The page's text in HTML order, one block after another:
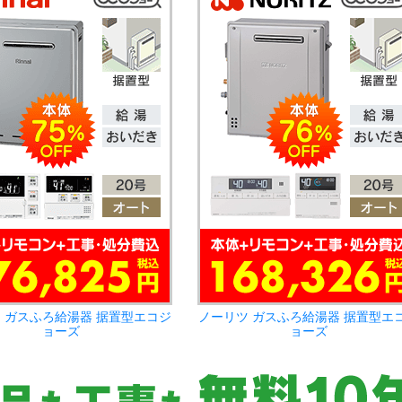
ガスふろ給湯器 据置型エコジ
ョーズ
ノーリツ ガスふろ給湯器 据置型エ
ョーズ